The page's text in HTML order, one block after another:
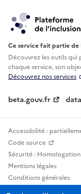
Ce service fait partie de
Découvrez les outils
chaque service, son
Découvrez nos services
beta.gouv.fr
Accessibilité :
Code source
Sécurité :
Mentions légales
Conditions générales